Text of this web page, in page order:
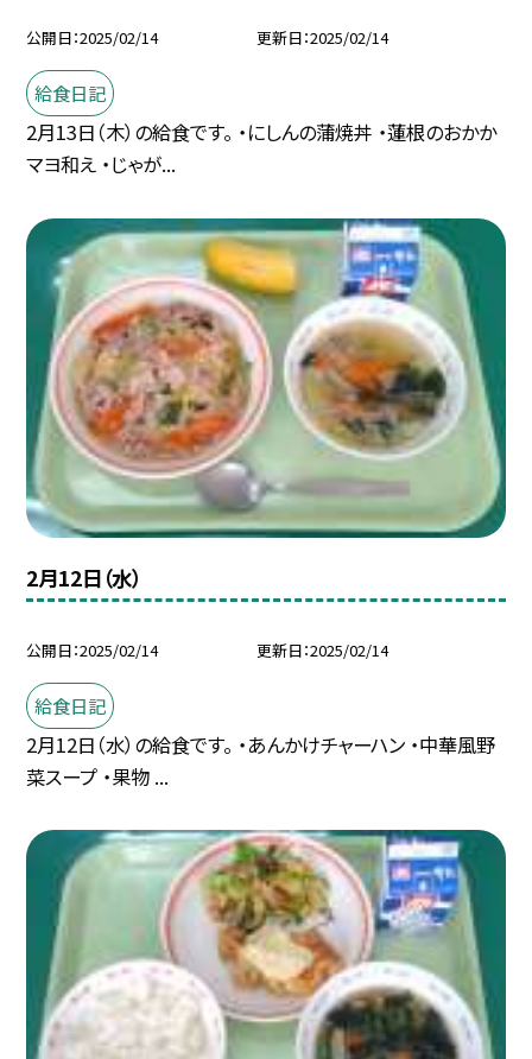
公開日 2025/02/14 更新日 2025/02/14
給食日記
2月13日（木）の給食です。 ・にしんの蒲焼丼 ・蓮根のおかか
マヨ和え ・じゃが...
2月12日（水）
公開日 2025/02/14 更新日 2025/02/14
給食日記
2月12日（水）の給食です。 ・あんかけチャーハン ・中華風野
菜スープ ・果物 ...